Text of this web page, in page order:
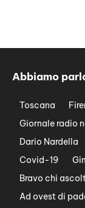
Abbiamo
Toscana
Giornale radio
Dario Nardella
Covid-19
Bravo chi
Ad ovest di